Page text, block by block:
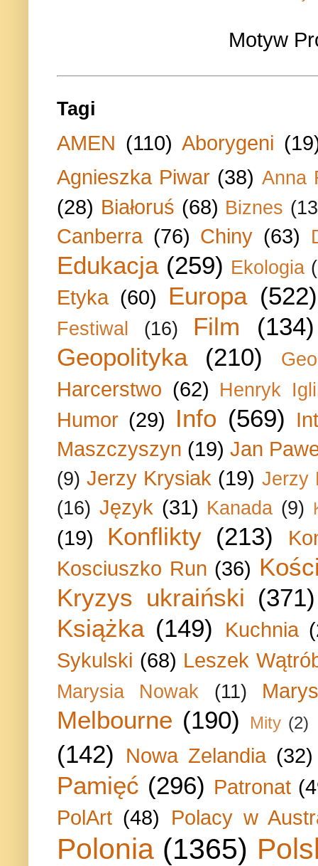
Motyw
Tagi
AMEN (110) Aborygeni
Agnieszka Piwar (38) Anna
(28) Białoruś (68) Biznes
Canberra (76) Chiny (63)
Edukacja (259) Ekologia
Etyka (60) Europa (522)
Festiwal (16) Film
(134)
Geopolityka
(210)
Harcerstwo (62) Henryk
Humor (29) Info (569)
Maszczyszyn (19) Jan
(9) Jerzy Krysiak (19) Jerzy
(16) Język (31) Kanada (9)
(19) Konflikty (213)
Kosciuszko Run (36)
Kryzys ukraiński (371)
Książka (149) Kuchnia
Sykulski (68) Leszek
Marysia Nowak (11)
Melbourne (190) Mity (2)
(142) Nowa Zelandia (32)
Pamięć (296) Patronat
PolArt (48) Polacy w
Polonia (1365)